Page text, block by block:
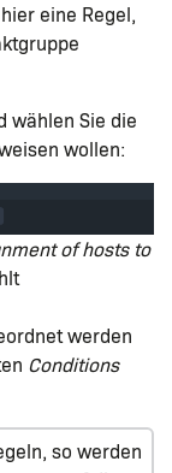
eine Regel,
wählen Sie die
wollen:
of hosts to
werden
Conditions
so werden